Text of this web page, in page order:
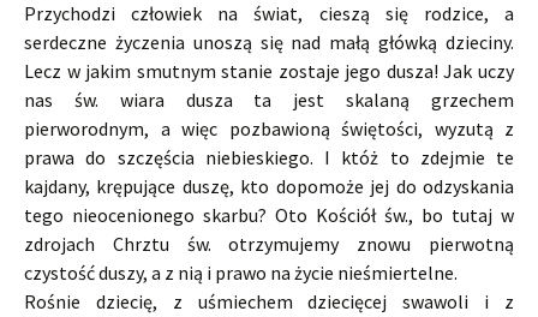
Przychodzi człowiek na świat, cieszą się rodzice, a
serdeczne życzenia unoszą się nad małą główką dzieciny.
Lecz w jakim smutnym stanie zostaje jego dusza! Jak uczy
nas św. wiara dusza ta jest skalaną grzechem
pierworodnym, a więc pozbawioną świętości, wyzutą z
prawa do szczęścia niebieskiego. I któż to zdejmie te
kajdany, krępujące duszę, kto dopomoże jej do odzyskania
tego nieocenionego skarbu? Oto Kościół św., bo tutaj w
zdrojach Chrztu św. otrzymujemy znowu pierwotną
czystość duszy, a z nią i prawo na życie nieśmiertelne.
Rośnie dziecię, z uśmiechem dziecięcej swawoli i z